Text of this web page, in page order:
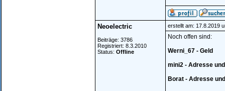
Neoelectric
Beiträge: 3786
Registriert: 8.3.2010
Status: Offline
erstellt am: 17.8.2019
Noch offen sind:
Werni_67 - Geld
mini2 - Adresse
Borat - Adresse